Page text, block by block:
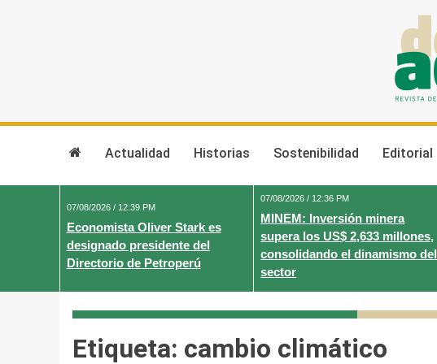
Actualidad Historias Sostenibilidad Editorial
07/08/2026 / 12:39 PM
Economista Oliver Stark es
designado presidente del
Directorio de Petroperú
07/08/2026 / 12:36 PM
MINEM: Inversión minera
supera los US$ 2,633 millones,
consolidando el dinamismo del
sector
Etiqueta: cambio climático